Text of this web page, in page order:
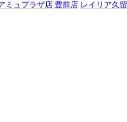
ミュプラザ店 豊前店 レイリア久